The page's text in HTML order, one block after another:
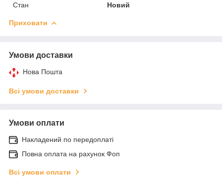
Стан
Новий
Приховати
Умови доставки
Нова Пошта
Всі умови доставки
Умови оплати
Накладений по передоплаті
Повна оплата на рахунок Фоп
Всі умови оплати